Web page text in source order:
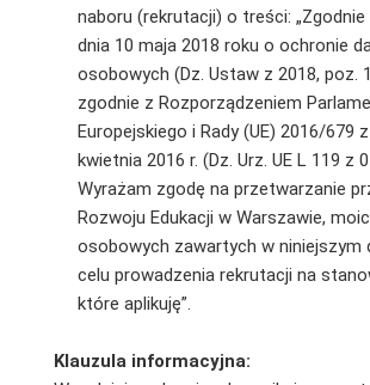
naboru (rekrutacji) o treści:
dnia 10 maja 2018 roku o ochronie
osobowych (Dz. Ustaw z 2018, poz.
zgodnie z Rozporządzeniem
Europejskiego i Rady (UE) 2016/679
kwietnia 2016 r. (Dz. Urz. UE L 119 z
Wyrażam zgodę na przetwarzanie
Rozwoju Edukacji w Warszawie,
osobowych zawartych w niniejszym
celu prowadzenia rekrutacji na
które aplikuję”.
Klauzula informacyjna: